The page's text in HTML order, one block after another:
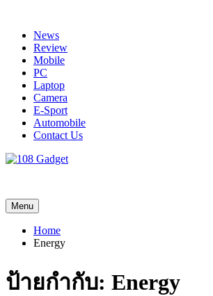
contentNews
Review
Mobile
PC
Laptop
Camera
E-Sport
Automobile
Contact Us
Menu
Home
Energy
ป้ายกำกับ: Energy